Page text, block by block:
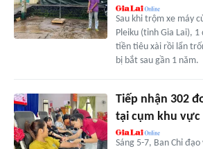
Sau khi trộm xe máy
Pleiku (tỉnh Gia Lai),
tiền tiêu xài rồi lẩn
bị bắt sau gần 1 năm.
Tiếp nhận 302
tại cụm khu vực
Sáng 5-7, Ban Chỉ